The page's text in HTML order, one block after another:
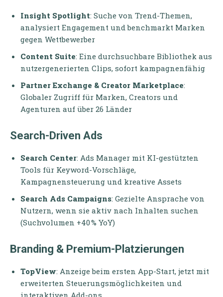
Insight Spotlight: Suche von Trend-Themen,
analysiert Engagement und benchmarkt Marken
gegen Wettbewerber
Content Suite: Eine durchsuchbare Bibliothek aus
nutzergenerierten Clips, sofort kampagnenfähig
Partner Exchange & Creator Marketplace:
Globaler Zugriff für Marken, Creators und
Agenturen auf über 26 Länder
Search-Driven Ads
Search Center: Ads Manager mit KI-gestützten
Tools für Keyword-Vorschläge,
Kampagnensteuerung und kreative Assets
Search Ads Campaigns: Gezielte Ansprache von
Nutzern, wenn sie aktiv nach Inhalten suchen
(Suchvolumen +40 % YoY)
Branding & Premium-Platzierungen
TopView: Anzeige beim ersten App-Start, jetzt mit
erweiterten Steuerungsmöglichkeiten und
interaktiven Add-ons